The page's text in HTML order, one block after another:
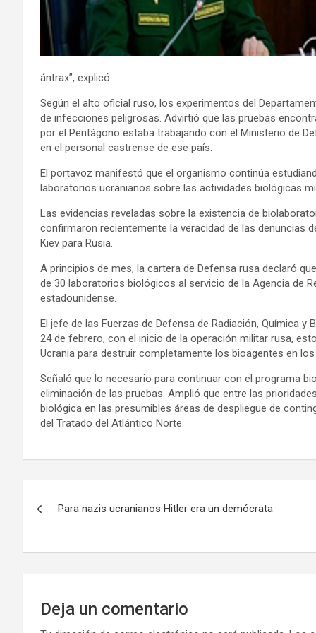
ántrax”, explicó.
Según el alto oficial ruso, los experimentos del
de infecciones peligrosas. Advirtió que las pruebas
por el Pentágono estaba trabajando con el Ministerio de
en el personal castrense de ese país.
El portavoz manifestó que el organismo continúa
laboratorios ucranianos sobre las actividades biológicas
Las evidencias reveladas sobre la existencia de
confirmaron recientemente la veracidad de las denuncias
Kiev para Rusia.
A principios de mes, la cartera de Defensa rusa declaró
de 30 laboratorios biológicos al servicio de la Agencia de
estadounidense.
El jefe de las Fuerzas de Defensa de Radiación, Química
24 de febrero, con el inicio de la operación militar rusa,
Ucrania para destruir completamente los bioagentes en
Señaló que lo necesario para continuar con el programa
eliminación de las pruebas. Amplió que entre las
biológica en las presumibles áreas de despliegue de
del Tratado del Atlántico Norte.
v
Para nazis ucranianos Hitler era un demócrata
Deja un comentario